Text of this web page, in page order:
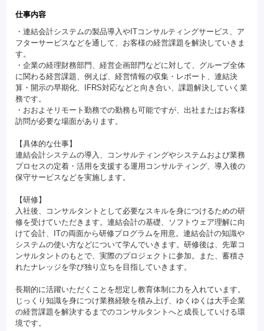
仕事内容
・連結会計システムの製品導入やITコンサルティングサービス、ア
フターサービスなどを通して、お客様の経営課題を解決していきま
す。
・企業の経理財務部門、経営企画部門などに対して、グループ全体
に関わる経営課題、例えば、経営情報の収集・レポート、連結決
算・開示の早期化、IFRS対応などと向き合い、課題解決していく業
務です。
・おおよそリモート勤務での勤務も可能ですが、出社またはお客様
訪問が必要な場面があります。
【具体的な仕事】
連結会計システムの導入、コンサルティングやシステムおよび業務
プロセスの定着・活用を支援する運用コンサルティング、導入後の
保守サービスなどを実施します。
【研修】
入社後、コンサルタントとして必要なスキルを身につけるための研
修を受けていただきます。連結会計の基礎、ソフトウェア理解に向
けて会計、ITの両面から研修プログラムを用意。連結会計の知識や
システムの使い方などについて学んでいきます。研修後は、先輩コ
ンサルタントのもとで、実際のプロジェクトに参加。また、蓄積さ
れたナレッジを学び独り立ちを目指していきます。
長期的に活躍いただくことを想定し教育体制に力を入れています。
じっくり知識を身につけ業務経験を積み上げ、ゆくゆくは大手企業
の経営課題を解決するまでのコンサルタントへと成長していける環
境です。